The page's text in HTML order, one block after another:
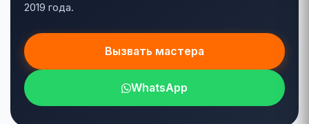
2019 года.
Вызвать мастера
WhatsApp